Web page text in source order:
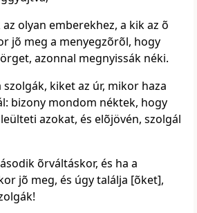
olyan emberekhez, a kik az õ
jõ meg a menyegzõrõl, hogy
azonnal megnyissák néki.
kiket az úr, mikor haza
bizony mondom néktek, hogy
azokat, és elõjövén, szolgál
õrváltáskor, és ha a
jõ meg, és úgy találja [õket],